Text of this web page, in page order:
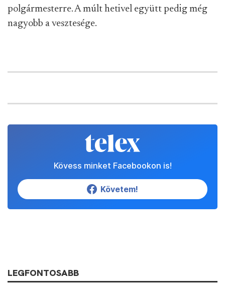
polgármesterre. A múlt hetivel együtt pedig még
nagyobb a vesztesége.
Kövess minket Facebookon is!
Követem!
LEGFONTOSABB